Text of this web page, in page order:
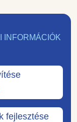
INFORMÁCIÓK
fejlesztése